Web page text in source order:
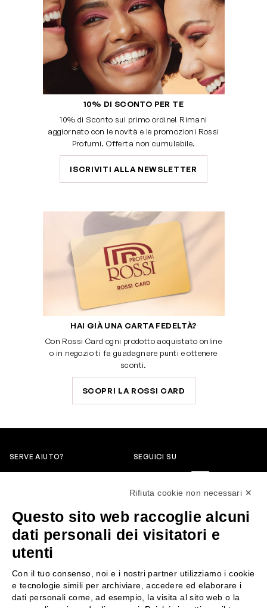
10% DI SCONTO PER TE
10% di Sconto sul primo ordine! Rimani
aggiornato con le novità e le promozioni Rossi
Profumi. Offerta non cumulabile.
ISCRIVITI ALLA NEWSLETTER
HAI GIÀ UNA CARTA FEDELTÀ?
Con Rossi Card ogni prodotto acquistato online
o in negozio ti fa guadagnare punti e ottenere
sconti.
SCOPRI LA ROSSI CARD
SERVE AIUTO?
servizioclienti@rossiprofumi.it
SEGUICI SU
SERVIZIO CLIENTI
Resi e rimborsi
Pagamenti
Chi siamo
Contattaci
Rifiuta cookie non necessari ✕
Questo sito web raccoglie alcuni
dati personali dei visitatori e
utenti
Con il tuo consenso, noi e i nostri partner utilizziamo i cookie
e tecnologie simili per archiviare, accedere ed elaborare i
dati personali come, ad esempio, la visita al sito web o la